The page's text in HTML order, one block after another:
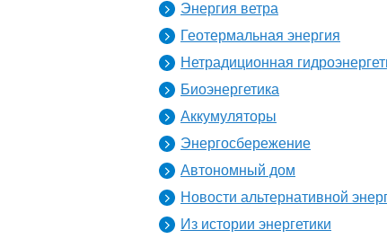
Энергия ветра
Геотермальная энергия
Нетрадиционная
Биоэнергетика
Аккумуляторы
Энергосбережение
Автономный дом
Новости альтернативной
Из истории энергетики